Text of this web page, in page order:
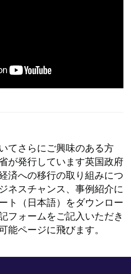
てさらにご興味のある方
が発行しています英国政府
済への移行の取り組みにつ
ネスチャンス、事例紹介に
ト（日本語）をダウンロー
フォームをご記入いただき
能ページに飛びます。